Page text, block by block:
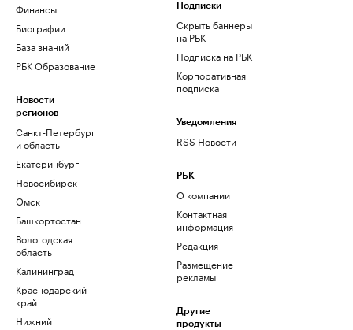
Финансы
Биографии
База знаний
РБК Образование
Новости
регионов
Санкт-Петербург
и область
Екатеринбург
Новосибирск
Омск
Башкортостан
Вологодская
область
Калининград
Краснодарский
край
Нижний
Подписки
Скрыть баннеры
на РБК
Подписка на РБК
Корпоративная
подписка
Уведомления
RSS Новости
РБК
О компании
Контактная
информация
Редакция
Размещение
рекламы
Другие
продукты